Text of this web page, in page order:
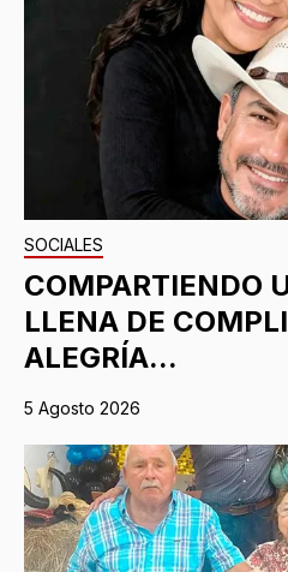
SOCIALES
COMPARTIENDO
LLENA DE
ALEGRÍA...
5 Agosto 2026